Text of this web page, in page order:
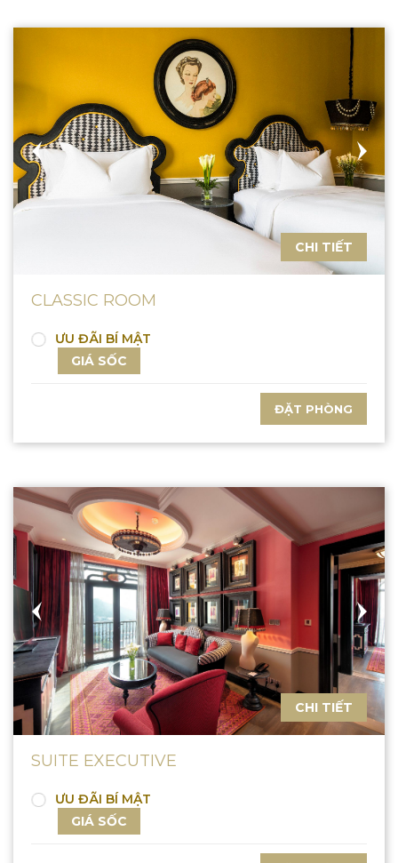
CHI TIẾT
CLASSIC ROOM
ƯU ĐÃI BÍ MẬT
GIÁ SỐC
ĐẶT PHÒNG
CHI TIẾT
SUITE EXECUTIVE
ƯU ĐÃI BÍ MẬT
GIÁ SỐC